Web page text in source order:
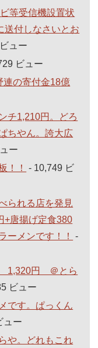
等受信機設置状
送付しなさいとお
ュー
ビュー
の寄付金18億
チ1,210円。どろ
ちやん。誇大広
ー
！！
- 10,749 ビ
られる店を発見
+唐揚げ定食380
ーメンです！！
-
1,320円 ＠とら
ビュー
です。ぱっくん
ュー
や。どれもこれ